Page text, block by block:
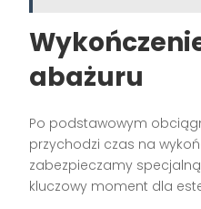
abażuru
Po podstawowym
przychodzi czas na
zabezpieczamy
kluczowy moment dla